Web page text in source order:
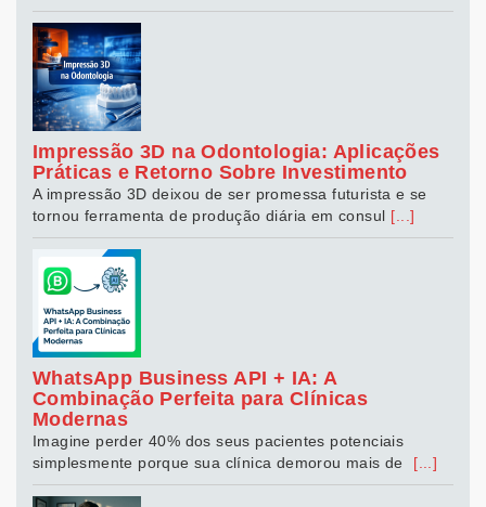
Impressão 3D na Odontologia: Aplicações
Práticas e Retorno Sobre Investimento
A impressão 3D deixou de ser promessa futurista e se
tornou ferramenta de produção diária em consul [...]
WhatsApp Business API + IA: A
Combinação Perfeita para Clínicas
Modernas
Imagine perder 40% dos seus pacientes potenciais
simplesmente porque sua clínica demorou mais de
[...]